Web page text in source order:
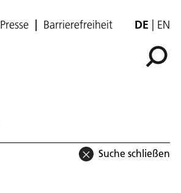
Presse Barrierefreiheit DE EN
Suche schließen